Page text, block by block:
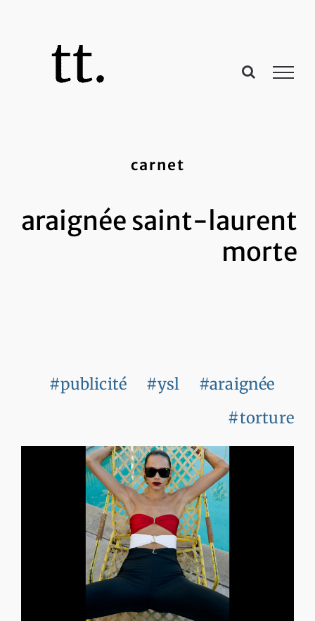
carnet
araignée saint-laurent
morte
#publicité #ysl
#araignée
#torture